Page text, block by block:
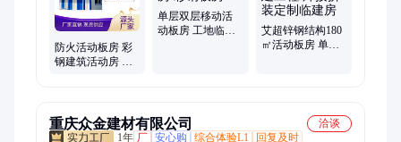
防火活动板房 彩
钢建筑活动房 工
单层双层移动活
动板房 工地临建
艾超锌钢结构180
㎡活动板房 单层
重庆众金建材有限公司
洽谈
1年 厂 安心购 综合体验L1
回复及时